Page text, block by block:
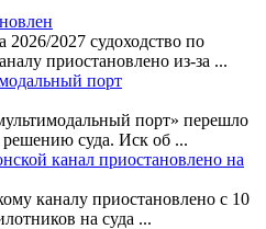
2026/2027 судоходство по
приостановлено из-за ...
порт
порт» перешло
решению суда. Иск об ...
канал приостановлено на
каналу приостановлено с 10
на суда ...